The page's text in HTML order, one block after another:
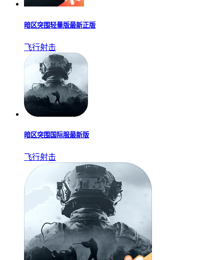
暗区突围轻量版最新正版
飞行射击
暗区突围国际服最新版
飞行射击